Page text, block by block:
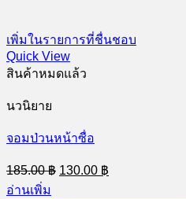
เพิ่มในรายการที่ชื่นชอบ
Quick View
สินค้าหมดแล้ว
นวนิยาย
จอมป่วนหน้าซื่อ
185.00฿ Original
price
130.00 ฿
price
อ่านเพิ่ม